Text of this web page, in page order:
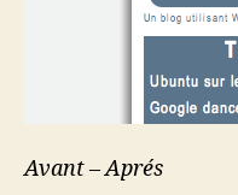
Avant – Aprés